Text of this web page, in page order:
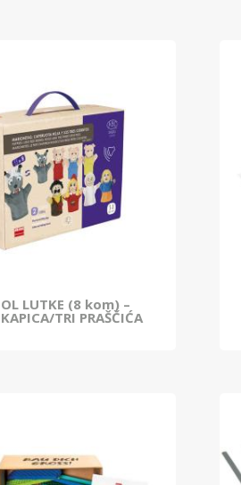
LUTKE (8 kom) –
TRI PRAŠČIĆA